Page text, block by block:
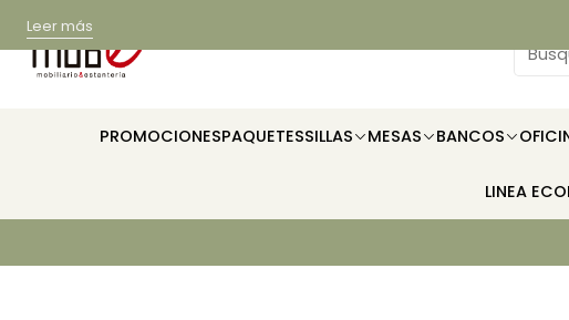
PROMOCIONESPAQUETESSILLAS MESAS BANCOS
LINEA
Leer más